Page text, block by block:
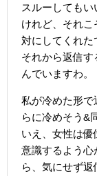
スルーしても
けれど、それ
対にしてくれた
それから返信
んでいますわ。
私が冷めた形で
らに冷めそう&
いえ、女性は優
意識するよう心
ら、気にせず